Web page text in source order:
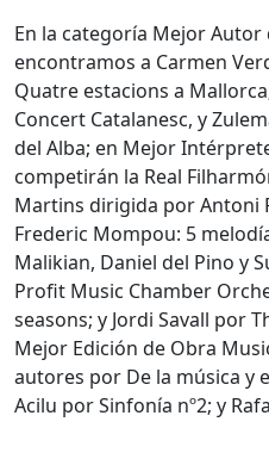
En la categoría Mejor Autor
encontramos a Carmen
Quatre estacions a
Concert Catalanesc, y
del Alba; en Mejor
competirán la Real
Martins dirigida por Antoni
Frederic Mompou: 5
Malikian, Daniel del Pino y
Profit Music Chamber
seasons; y Jordi Savall por
Mejor Edición de Obra
autores por De la música y
Acilu por Sinfonía nº2; y